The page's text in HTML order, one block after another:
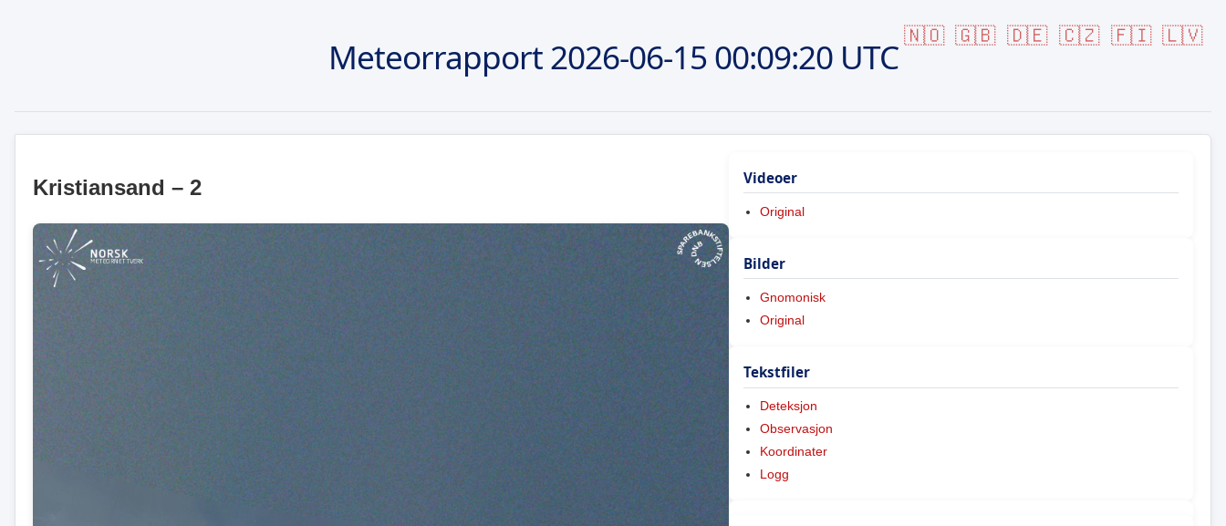
🇳🇴 🇬🇧 🇩🇪 🇨🇿 🇫🇮 🇱🇻
Meteorrapport2026-06-15 00:09:20 UTC
Kristiansand – 2 Videoer
Original
Bilder
Gnomonisk
Original
Tekstfiler
Deteksjon
Observasjon
Koordinater
Logg